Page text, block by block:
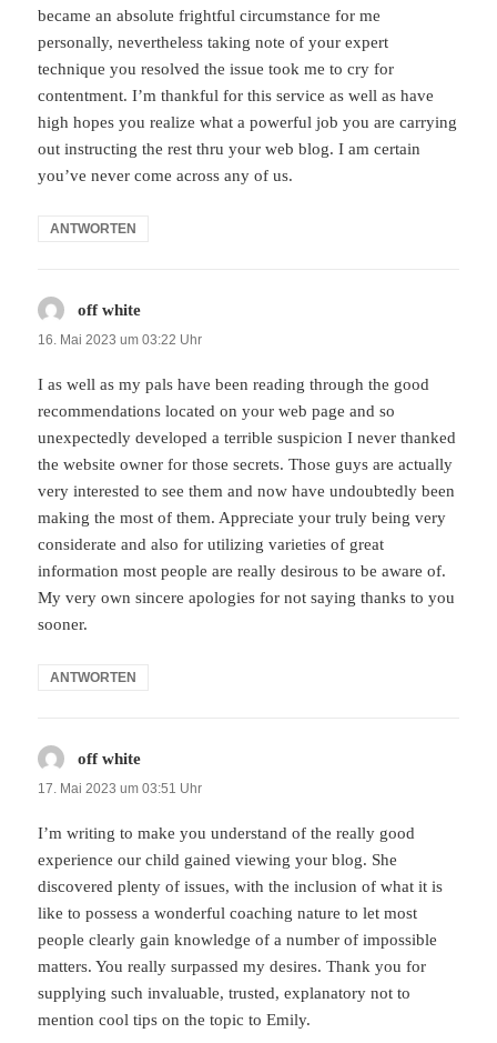
became an absolute frightful circumstance for me
personally, nevertheless taking note of your expert
technique you resolved the issue took me to cry for
contentment. I’m thankful for this service as well as have
high hopes you realize what a powerful job you are carrying
out instructing the rest thru your web blog. I am certain
you’ve never come across any of us.
ANTWORTEN
off white
16. Mai 2023 um 03:22 Uhr
I as well as my pals have been reading through the good
recommendations located on your web page and so
unexpectedly developed a terrible suspicion I never thanked
the website owner for those secrets. Those guys are actually
very interested to see them and now have undoubtedly been
making the most of them. Appreciate your truly being very
considerate and also for utilizing varieties of great
information most people are really desirous to be aware of.
My very own sincere apologies for not saying thanks to you
sooner.
ANTWORTEN
off white
17. Mai 2023 um 03:51 Uhr
I’m writing to make you understand of the really good
experience our child gained viewing your blog. She
discovered plenty of issues, with the inclusion of what it is
like to possess a wonderful coaching nature to let most
people clearly gain knowledge of a number of impossible
matters. You really surpassed my desires. Thank you for
supplying such invaluable, trusted, explanatory not to
mention cool tips on the topic to Emily.